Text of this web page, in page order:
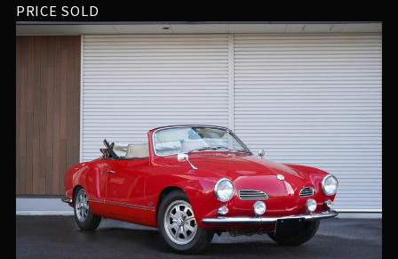
PRICE SOLD